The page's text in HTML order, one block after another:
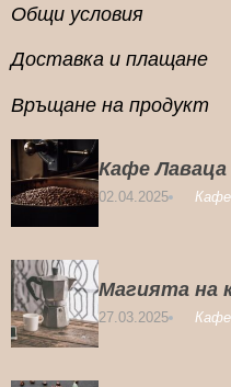
Общи условия
Доставка и плащане
Връщане на продукт
Кафе Лаваца
02.04.2025
Магията на
27.03.2025